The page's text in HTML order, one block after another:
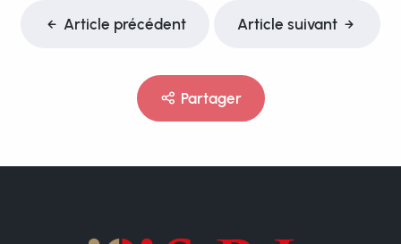
Article précédent Article suivant
Partager